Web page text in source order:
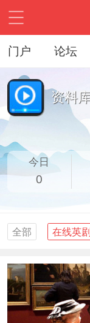
门户 论坛
资料
今日
0
全部 在线英剧